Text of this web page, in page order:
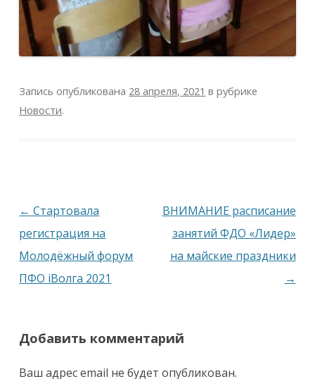
Запись опубликована 28 апреля, 2021 в рубрике
Новости.
Навигация
по
записям
← Стартовала
регистрация на
Молодёжный форум
ПФО iВолга 2021
ВНИМАНИЕ расписание
занятий ФДО «Лидер»
на майские праздники
→
Добавить комментарий
Ваш адрес email не будет опубликован.